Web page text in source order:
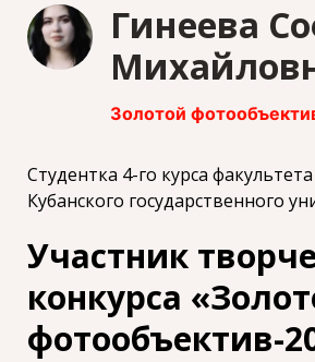
Гинеева
Золотой
Студентка 4-го курса
Кубанского государственного
Участник
конкурса
фотообъектив-